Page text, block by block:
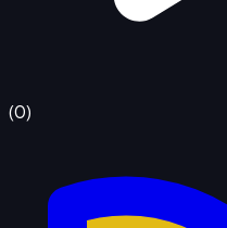
(0)